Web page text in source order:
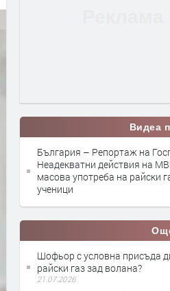
Видеа
България – Репортаж на
Неадекватни действия на
масова употреба на райски
ученици
Шофьор с условна присъда
райски газ зад волана?
21.07.2026